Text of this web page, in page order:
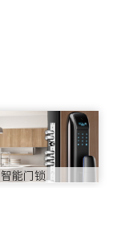
智能门锁